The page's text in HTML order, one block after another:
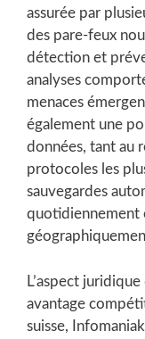
assurée par
des pare-feux
détection et
analyses
menaces
également une
données, tant au
protocoles les
sauvegardes
quotidiennement
L’aspect
avantage
suisse,